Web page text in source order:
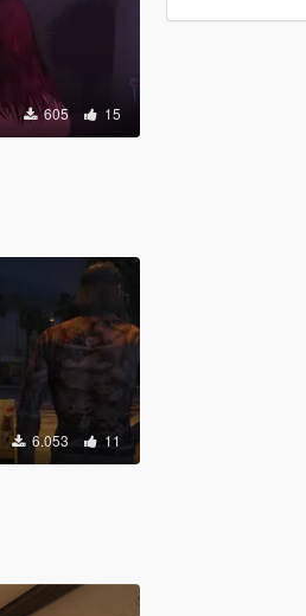
605 15
6.053 11